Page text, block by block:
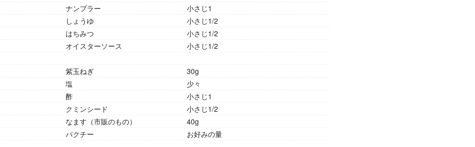
ナンプラー
小さじ1
しょうゆ
小さじ1/2
はちみつ
小さじ1/2
オイスターソース
小さじ1/2
紫玉ねぎ
30g
塩
少々
酢
小さじ1
クミンシード
小さじ1/2
なます（市販のもの）
40g
パクチー
お好みの量